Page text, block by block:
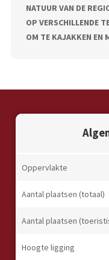
NATUUR VAN DE
OP VERSCHILLENDE
OM TE KAJAKKEN EN
Oppervlakte
Aantal plaatsen (totaal)
Aantal plaatsen
Hoogte ligging